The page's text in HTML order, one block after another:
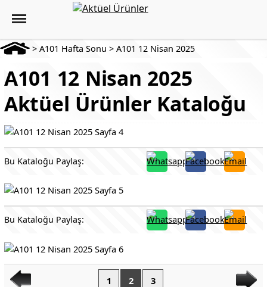
> A101 Hafta Sonu > A101 12 Nisan 2025
A101 12 Nisan 2025
Aktüel Ürünler Kataloğu
Bu Kataloğu Paylaş:
Bu Kataloğu Paylaş:
1 2 3